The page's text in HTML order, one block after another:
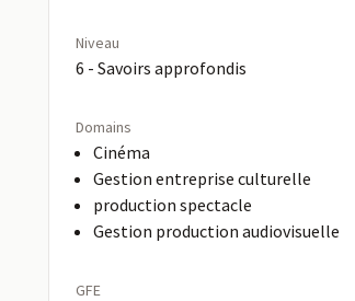
Niveau
6 - Savoirs approfondis
Domains
Cinéma
Gestion entreprise culturelle
production spectacle
Gestion production audiovisuelle
GFE